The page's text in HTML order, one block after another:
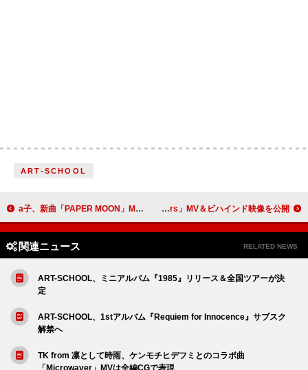
ART-SCHOOL
a子、新曲「PAPER MOON」MVメイキング映像を公開 宇多田ヒカル、新曲「Mine or Yours」MV＆ビハインド映像を公開
関連ニュース RELATED NEWS
ART-SCHOOL、ミニアルバム『1985』リリース＆全国ツアーが決
定
ART-SCHOOL、1stアルバム『Requiem for Innocence』サブスク
解禁へ
TK from 凛として時雨、ケンモチヒデフミとのコラボ曲
「Microwaver」MVは全編CGで表現